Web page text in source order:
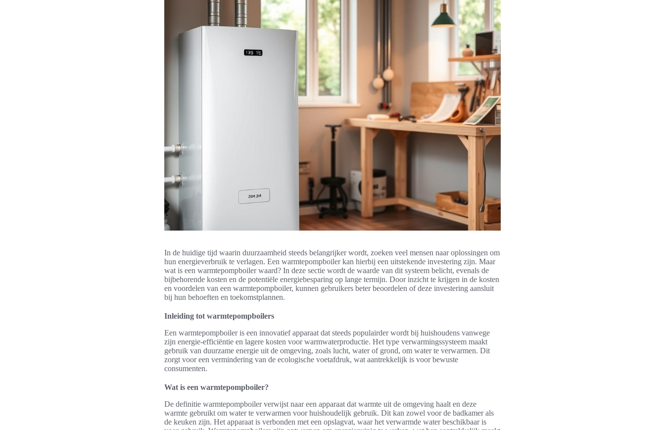
In de huidige tijd waarin duurzaamheid steeds belangrijker wordt, zoeken veel mensen naar oplossingen om
hun energieverbruik te verlagen. Een warmtepompboiler kan hierbij een uitstekende investering zijn. Maar
wat is een warmtepompboiler waard? In deze sectie wordt de waarde van dit systeem belicht, evenals de
bijbehorende kosten en de potentiële energiebesparing op lange termijn. Door inzicht te krijgen in de kosten
en voordelen van een warmtepompboiler, kunnen gebruikers beter beoordelen of deze investering aansluit
bij hun behoeften en toekomstplannen.
Inleiding tot warmtepompboilers
Een warmtepompboiler is een innovatief apparaat dat steeds populairder wordt bij huishoudens vanwege
zijn energie-efficiëntie en lagere kosten voor warmwaterproductie. Het type verwarmingssysteem maakt
gebruik van duurzame energie uit de omgeving, zoals lucht, water of grond, om water te verwarmen. Dit
zorgt voor een vermindering van de ecologische voetafdruk, wat aantrekkelijk is voor bewuste
consumenten.
Wat is een warmtepompboiler?
De definitie warmtepompboiler verwijst naar een apparaat dat warmte uit de omgeving haalt en deze
warmte gebruikt om water te verwarmen voor huishoudelijk gebruik. Dit kan zowel voor de badkamer als
de keuken zijn. Het apparaat is verbonden met een opslagvat, waar het verwarmde water beschikbaar is